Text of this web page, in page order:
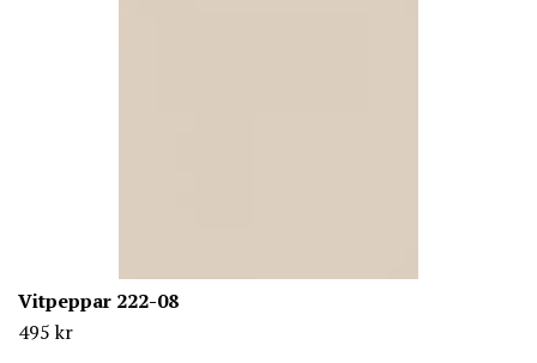
Vitpeppar 222-08
495 kr